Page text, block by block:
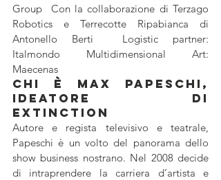
Group  Con la collaborazione di Terzago
Robotics e Terrecotte Ripabianca di
Antonello Berti  Logistic partner:
Italmondo Multidimensional Art:
Maecenas
Chi è Max Papeschi,
ideatore di
Extinction
Autore e regista televisivo e teatrale,
Papeschi è un volto del panorama dello
show business nostrano. Nel 2008 decide
di intraprendere la carriera d’artista e